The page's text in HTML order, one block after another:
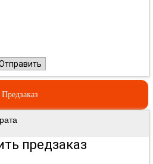
Предзаказ
предзаказ